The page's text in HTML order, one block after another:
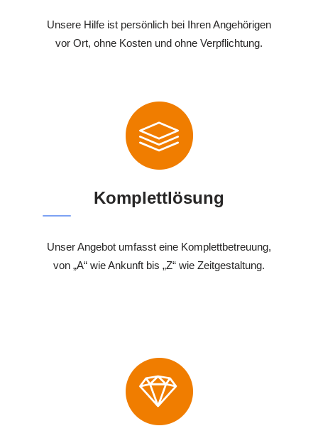
Unsere Hilfe ist persönlich bei Ihren Angehörigen
vor Ort, ohne Kosten und ohne Verpflichtung.
Komplettlösung
Unser Angebot umfasst eine Komplettbetreuung,
von „A“ wie Ankunft bis „Z“ wie Zeitgestaltung.